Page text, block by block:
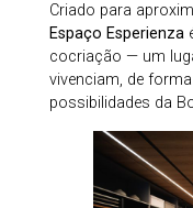
Criado para
Espaço Esperienza
cocriação — um
vivenciam, de
possibilidades da